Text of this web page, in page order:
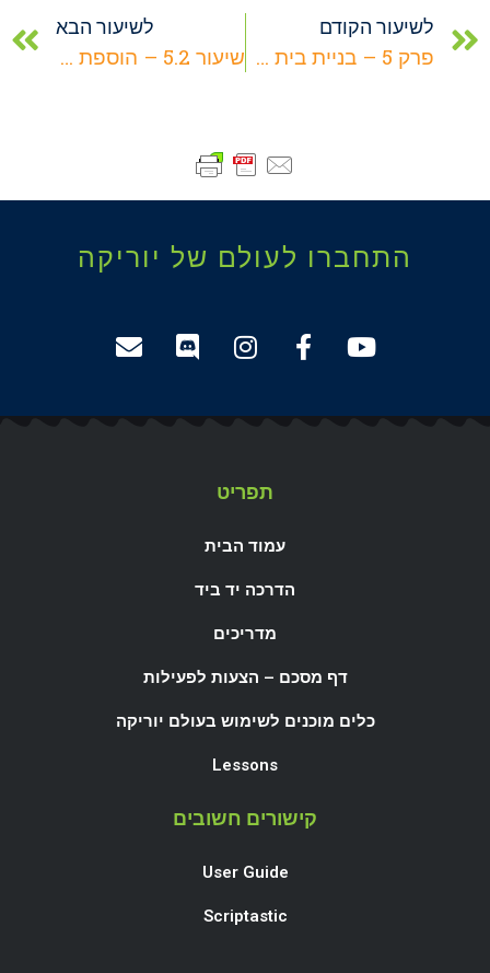
לשיעור הקודם
פרק 5 – בניית בית – מיומנויות בניה
לשיעור הבא
שיעור 5.2 – הוספת טקסטורות לקירות, רצפה ותקרה
התחברו לעולם של יוריקה
תפריט
עמוד הבית
הדרכה יד ביד
מדריכים
דף מסכם – הצעות לפעילות
כלים מוכנים לשימוש בעולם יוריקה
Lessons
קישורים חשובים
User Guide
Scriptastic